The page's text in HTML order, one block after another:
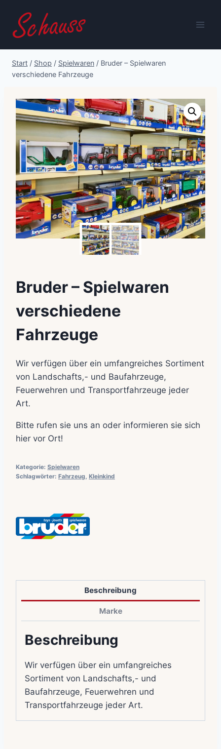
Inhalt
springen
Start / Shop / Spielwaren / Bruder – Spielwaren
verschiedene Fahrzeuge
Bruder – Spielwaren
verschiedene
Fahrzeuge
Wir verfügen über ein umfangreiches Sortiment
von Landschafts,- und Baufahrzeuge,
Feuerwehren und Transportfahrzeuge jeder
Art.
Bitte rufen sie uns an oder informieren sie sich
hier vor Ort!
Kategorie: Spielwaren
Schlagwörter: Fahrzeug Kleinkind
Beschreibung
Marke
Beschreibung
Wir verfügen über ein umfangreiches
Sortiment von Landschafts,- und
Baufahrzeuge, Feuerwehren und
Transportfahrzeuge jeder Art.